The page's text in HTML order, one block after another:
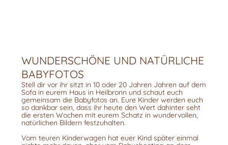
WUNDERSCHÖNE UND NATÜRLICHE
BABYFOTOS
Stell dir vor ihr sitzt in 10 oder 20 Jahren Jahren auf dem
Sofa in eurem Haus in Heilbronn und schaut euch
gemeinsam die Babyfotos an. Eure Kinder werden euch
so dankbar sein, dass ihr heute den Wert dahinter seht
die ersten Wochen mit eurem Schatz in wundervollen,
natürlichen Bildern festzuhalten.
Vom teuren Kinderwagen hat euer Kind später einmal